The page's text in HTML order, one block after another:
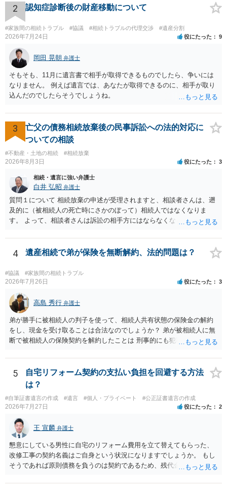
割の事案では、共同相続人間の確執のため遺産分割の話が思うように進まな
いということ以外にも、今回の事案のように、実は法的にクリアしなければ
ならない他の問題が潜んでいる事案も多くあります。 遺産分割において紛争
が生じることが予想される場合には、果たして今考えている進め方で問題は
ないか、検討が漏れている事柄はないかなどを検証する意味でも、早めに弁
護士に方針の相談をしておくことをお勧めいたします。
かかることになりますので、その費用も支払うべきものとして頭に置
いておいてください。 話を元に戻して、弁護士に対する手数料です
が、旦那様の収入や財産にもよりますが、法テラスに御連絡なさって
弁護士との相談を予約して受任してもらうのが一番安上がりでしょ
う。数万円でやってくれるはずです。 ただ、法テラスは予約が取りづ
らい（希望者が多く予約できてもしばらく先になる）ようですので、
比較的短い熟慮期間のことを考えると、来週早々すぐにでも御連絡す
る方が良いでしょう。 もし法テラスが御利用になれない、あるいは時
間がない等であれば、相続を取扱分野としている弁護士を適宜探し
（WEB等で）、問い合わせてみることです。相続を扱う弁護士でも相
見積もりをとって）、一番安いところでやってもらうことに決めれ
ば、キューちゃんママさんの御希望をかなえることができるのではな
は思います。その場合、かかるのは戸籍等の取得費用と印紙代だけと
を確認し、印紙と共に家庭裁判所に提出して相続放棄申述受理通知書
を待つという流れになります。
2 認知症診断後の財産移動について
#家族間の相続トラブル #協議 #相続トラブルの代理交渉 #遺産分割
2026年7月24日 役にたった 9
岡田 晃朝 弁護士
そもそも、11月に遺言書で相手が取得できるものでしたら、争いには
なりません。 例えば遺言では、あなたが取得できるのに、相手が取り
込んだのでしたらそうでしょうね。
3
亡父の債務相続放棄後の民事訴訟への法的対応に
ついての相談
#不動産・土地の相続 #相続放棄
2026年8月3日 役にたった 3
相続・遺言に強い弁護士
白井 弘昭 弁護士
質問１について 相続放棄の申述が受理されますと、相談者さんは、遡
及的に（被相続人の死亡時にさかのぼって）相続人ではなくなりま
す。 よって、相談者さんは訴訟の相手方にはならなくなるので（明け
理証明を家庭裁判所で取得し、コピーを答弁書に添えて裁判所に提出
してください。 質問２について 請求棄却を求める答弁書を提出すれ
ば、第１回期日は出席する必要がありません。その日は差支え（用事
があり出席できない）との記載で十分です。 質問３について 弁護士で
はないので、ｍｉｎｔｓでの提出の必要は無いと思います。郵送（期
限までに届けばよい）で十分です。 詳細は、書面記載の裁判所書記官
にお問い合わせください。 以上、ご参考まで。
4 遺産相続で弟が保険を無断解約、法的問題は？
#協議 #家族間の相続トラブル
2026年7月26日 役にたった 3
高島 秀行 弁護士
弟が勝手に被相続人の判子を使って、相続人共有状態の保険金の解約
をし、現金を受け取ることは合法なのでしょうか？ 弟が被相続人に無
断で被相続人の保険契約を解約したことは 刑事的にも犯罪となる可能
された書類のコピーを取得して、弁護士に面談で詳しい事情を話して
相談 されたら良いと思います。
5
自宅リフォーム契約の支払い負担を回避する方法
は？
#自筆証書遺言の作成 #遺言 #個人・プライベート #公正証書遺言の作成
2026年7月27日 役にたった 2
王 宣麟 弁護士
懇意にしている男性に自宅のリフォーム費用を立て替えてもらった、
改修工事の契約名義はご自身という状況になりますでしょうか。 もし
そうであれば原則債務を負うのは契約であるため、残代金を捻出して
ます。 入籍した場合でも、原則契約者が単独で全ての債務を負うこと